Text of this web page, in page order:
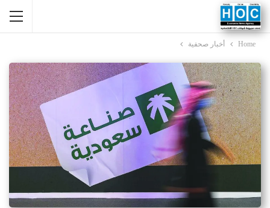
Home أخبار صحفية